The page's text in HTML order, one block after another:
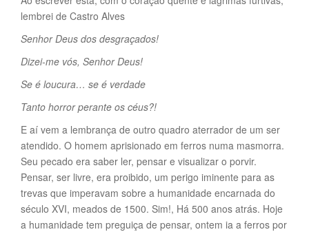
lembrei de Castro Alves
Senhor Deus dos desgraçados!
Dizei-me vós, Senhor Deus!
Se é loucura… se é verdade
Tanto horror perante os céus?!
E aí vem a lembrança de outro quadro aterrador de um ser
atendido. O homem aprisionado em ferros numa masmorra.
Seu pecado era saber ler, pensar e visualizar o porvir.
Pensar, ser livre, era proibido, um perigo iminente para as
trevas que imperavam sobre a humanidade encarnada do
século XVI, meados de 1500. Sim!, Há 500 anos atrás. Hoje
a humanidade tem preguiça de pensar, ontem ia a ferros por